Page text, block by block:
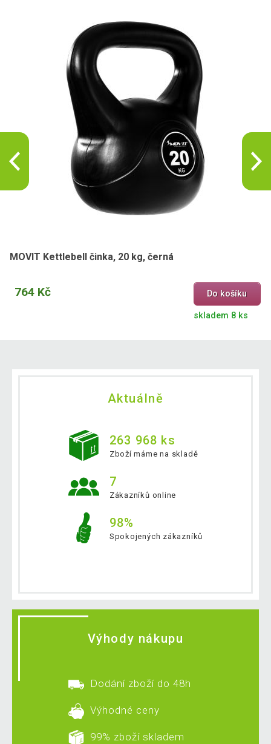
MOVIT Kettlebell činka, 20 kg, černá
764 Kč Do košíku
skladem 8 ks
Aktuálně
263 968 ks
Zboží máme na skladě
7
Zákazníků online
98%
Spokojených zákazníků
Výhody nákupu
Dodání zboží do 48h
Výhodné ceny
99% zboží skladem